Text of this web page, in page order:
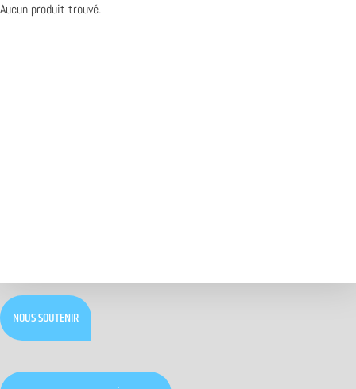
Aucun produit trouvé.
NOUS SOUTENIR